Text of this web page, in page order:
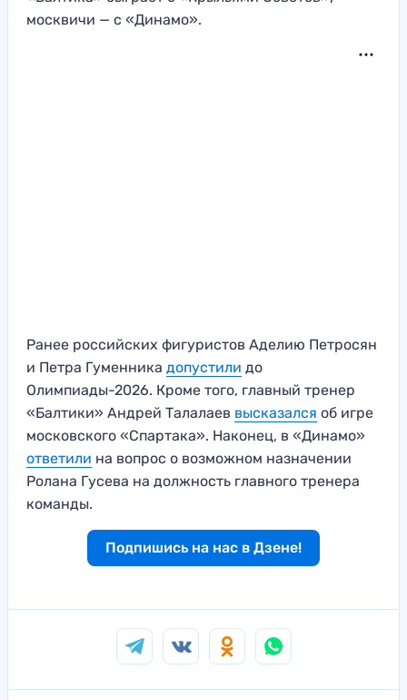
москвичи — с «Динамо».
Ранее российских фигуристов Аделию Петросян
и Петра Гуменника допустили до
Олимпиады-2026. Кроме того, главный тренер
«Балтики» Андрей Талалаев высказался об игре
московского «Спартака». Наконец, в «Динамо»
ответили на вопрос о возможном назначении
Ролана Гусева на должность главного тренера
команды.
Подпишись на нас в Дзене!